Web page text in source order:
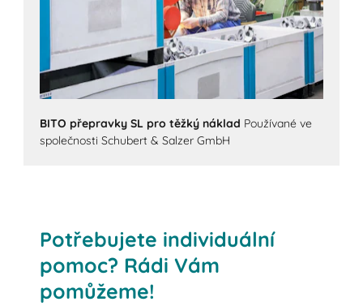
BITO přepravky SL pro těžký náklad Používané ve
společnosti Schubert & Salzer GmbH
Potřebujete individuální
pomoc? Rádi Vám
pomůžeme!